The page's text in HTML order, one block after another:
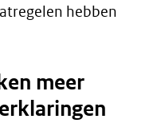
hebben
meer